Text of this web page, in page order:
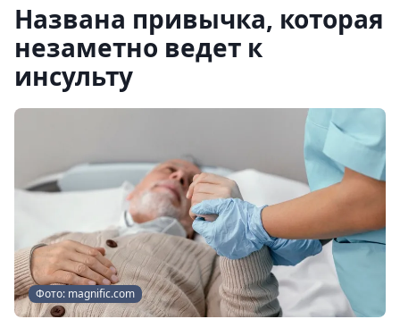
Названа привычка, которая
незаметно ведет к
инсульту
Фото: magnific.com